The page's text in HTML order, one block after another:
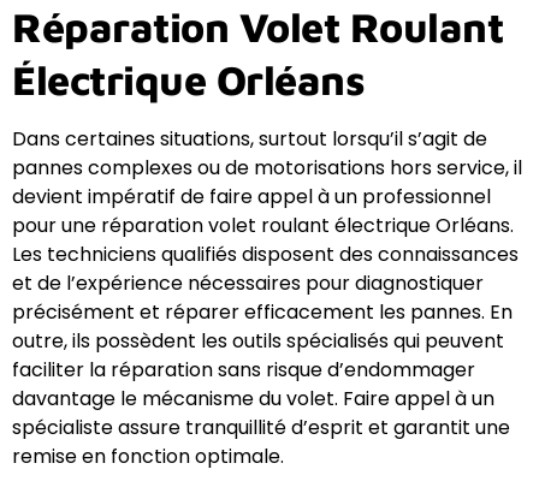
Réparation Volet Roulant
Électrique Orléans
Dans certaines situations, surtout lorsqu’il s’agit de
pannes complexes ou de motorisations hors service, il
devient impératif de faire appel à un professionnel
pour une réparation volet roulant électrique Orléans.
Les techniciens qualifiés disposent des connaissances
et de l’expérience nécessaires pour diagnostiquer
précisément et réparer efficacement les pannes. En
outre, ils possèdent les outils spécialisés qui peuvent
faciliter la réparation sans risque d’endommager
davantage le mécanisme du volet. Faire appel à un
spécialiste assure tranquillité d’esprit et garantit une
remise en fonction optimale.